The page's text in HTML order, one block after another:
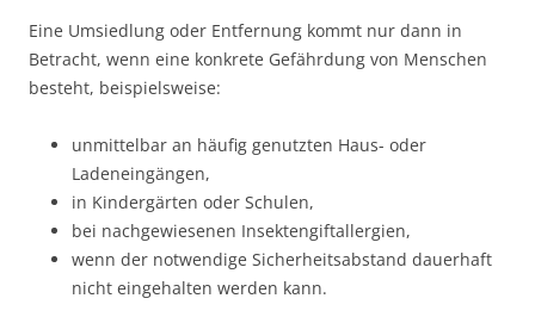
Eine Umsiedlung oder Entfernung kommt nur dann in
Betracht, wenn eine konkrete Gefährdung von Menschen
besteht, beispielsweise:
unmittelbar an häufig genutzten Haus- oder
Ladeneingängen,
in Kindergärten oder Schulen,
bei nachgewiesenen Insektengiftallergien,
wenn der notwendige Sicherheitsabstand dauerhaft
nicht eingehalten werden kann.